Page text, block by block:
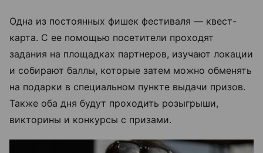
Одна из постоянных фишек фестиваля — квест-
карта. С ее помощью посетители проходят
задания на площадках партнеров, изучают локации
и собирают баллы, которые затем можно обменять
на подарки в специальном пункте выдачи призов.
Также оба дня будут проходить розыгрыши,
викторины и конкурсы с призами.